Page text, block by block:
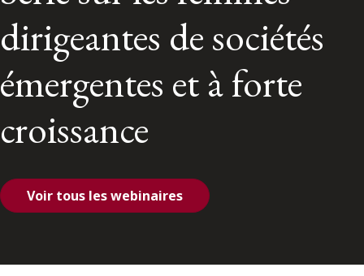
Contactez-nous
dirigeantes de sociétés
émergentes et à forte
croissance
Voir tous les webinaires